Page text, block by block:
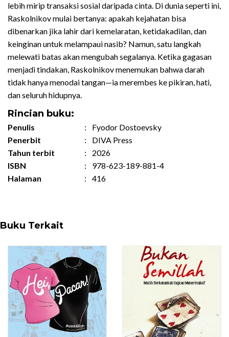
lebih mirip transaksi sosial daripada cinta. Di dunia seperti ini,
Raskolnikov mulai bertanya: apakah kejahatan bisa
dibenarkan jika lahir dari kemelaratan, ketidakadilan, dan
keinginan untuk melampaui nasib? Namun, satu langkah
melewati batas akan mengubah segalanya. Ketika gagasan
menjadi tindakan, Raskolnikov menemukan bahwa darah
tidak hanya menodai tangan—ia merembes ke pikiran, hati,
dan seluruh hidupnya.
Rincian buku:
Penulis :
Fyodor Dostoevsky
Penerbit
:
DIVA Press
Tahun terbit
:
2026
ISBN
:
978-623-189-881-4
Halaman
: 416
Buku Terkait